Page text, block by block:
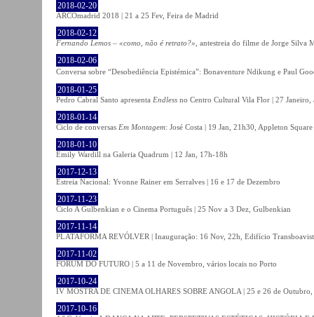
2018-02-20
ARCOmadrid 2018 | 21 a 25 Fev, Feira de Madrid
2018-02-12
Fernando Lemos – «como, não é retrato?» , antestreia do filme de Jorge Silva
2018-02-06
Conversa sobre “Desobediência Epistémica”: Bonaventure Ndikung e Paul
2018-01-25
Pedro Cabral Santo apresenta Endless no Centro Cultural Vila Flor | 27 Janeiro,
2018-01-14
Ciclo de conversas Em Montagem: José Costa | 19 Jan, 21h30, Appleton Square
2018-01-10
Emily Wardill na Galeria Quadrum | 12 Jan, 17h-18h
2017-12-13
Estreia Nacional: Yvonne Rainer em Serralves | 16 e 17 de Dezembro
2017-11-23
Ciclo A Gulbenkian e o Cinema Português | 25 Nov a 3 Dez, Gulbenkian
2017-11-14
PLATAFORMA REVÓLVER | Inauguração: 16 Nov, 22h, Edifício
2017-11-02
FÓRUM DO FUTURO | 5 a 11 de Novembro, vários locais no Porto
2017-10-24
IV MOSTRA DE CINEMA OLHARES SOBRE ANGOLA | 25 e 26 de
2017-10-16